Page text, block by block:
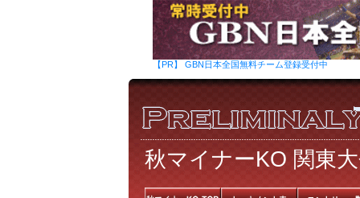
【PR】 GBN日本全国無料チーム登録受付中
秋マイナーKO 関東